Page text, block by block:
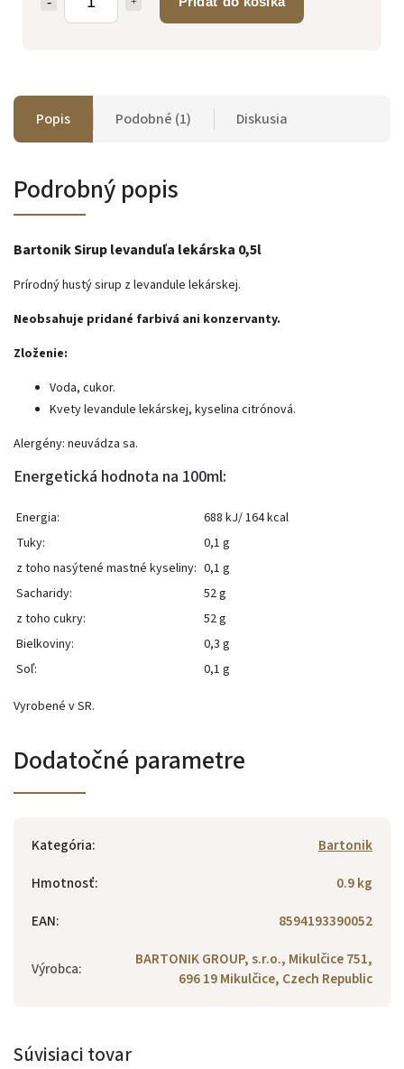
Popis Podobné (1) Diskusia
Podrobný popis
Bartonik Sirup levanduľa lekárska 0,5l
Prírodný hustý sirup z levandule lekárskej.
Neobsahuje pridané farbivá ani konzervanty.
Zloženie:
Voda, cukor.
Kvety levandule lekárskej, kyselina citrónová.
Alergény: neuvádza sa.
Energetická hodnota na 100ml:
Energia:
688 kJ/ 164 kcal
Tuky:
0,1 g
z toho nasýtené mastné kyseliny: 0,1 g
Sacharidy:
52 g
z toho cukry:
52 g
Bielkoviny:
0,3 g
Soľ:
0,1 g
Vyrobené v SR.
Dodatočné parametre
Kategória:
Bartonik
Hmotnosť:
0.9 kg
EAN: 8594193390052
Výrobca:
BARTONIK GROUP, s.r.o., Mikulčice 751,
696 19 Mikulčice, Czech Republic
Súvisiaci tovar